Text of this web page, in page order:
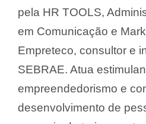
pela HR TOOLS,
em Comunicação e
Empreteco, consultor e
SEBRAE. Atua
empreendedorismo e
desenvolvimento de